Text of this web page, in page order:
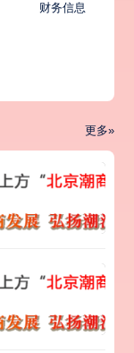
财务信息
更多»